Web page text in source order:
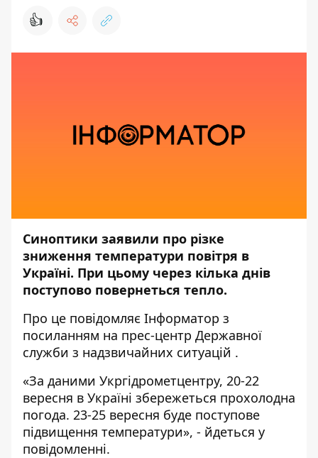
👍
Синоптики заявили про різке
зниження температури повітря в
Україні. При цьому через кілька днів
поступово повернеться тепло.
Про це повідомляє Інформатор з
посиланням на прес-центр Державної
служби з надзвичайних ситуацій .
«За даними Укргідрометцентру, 20-22
вересня в Україні збережеться прохолодна
погода. 23-25 вересня буде поступове
підвищення температури», - йдеться у
повідомленні.